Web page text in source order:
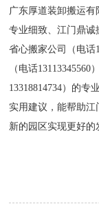
广东厚道装卸搬运有
专业细致、江门鼎诚
省心搬家公司（电话
（电话
13318814734）的专
实用建议，能帮助
新的园区实现更好的